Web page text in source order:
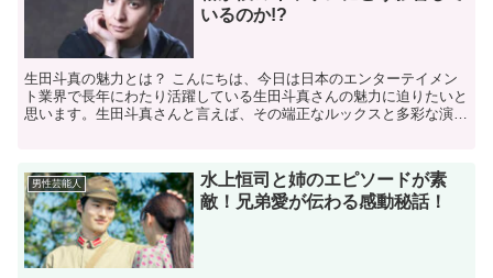
いるのか!?
生田斗真の魅力とは？ こんにちは、今日は日本のエンターテイメン
ト業界で長年にわたり活躍している生田斗真さんの魅力に迫りたいと
思います。生田斗真さんと言えば、その端正なルックスと多彩な演技
男性芸能人
水上恒司と姉のエピソードが素
敵！兄弟愛が伝わる感動秘話！